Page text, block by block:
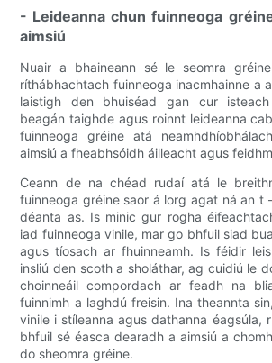
- Leideanna chun fuinneoga
aimsiú
Nuair a bhaineann sé le seomra
ríthábhachtach fuinneoga inacmhainne a
laistigh den bhuiséad gan cur
beagán taighde agus roinnt leideanna
fuinneoga gréine atá
aimsiú a fheabhsóidh áilleacht agus
Ceann de na chéad rudaí atá le
fuinneoga gréine saor á lorg agat ná an t
déanta as. Is minic gur rogha
iad fuinneoga vinile, mar go bhfuil siad
agus tíosach ar fhuinneamh. Is féidir
insliú den scoth a sholáthar, ag cuidiú le
choinneáil compordach ar feadh na
fuinnimh a laghdú freisin. Ina theannta
vinile i stíleanna agus dathanna éagsúla,
bhfuil sé éasca dearadh a aimsiú a
do sheomra gréine.